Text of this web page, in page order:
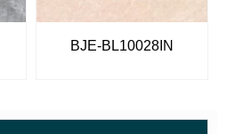
BJE-BL10028IN